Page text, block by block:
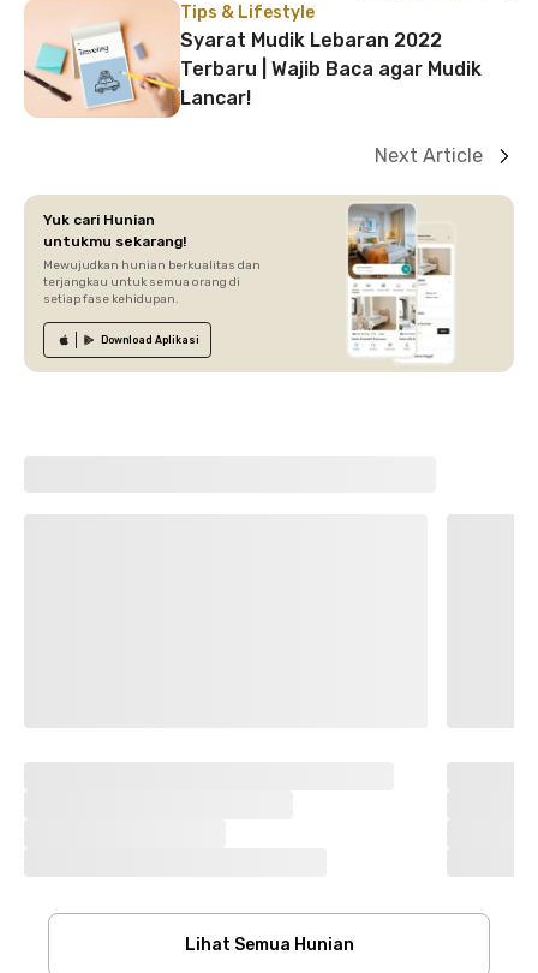
Tips & Lifestyle
Syarat Mudik Lebaran 2022
Terbaru | Wajib Baca agar Mudik
Lancar!
Next Article
Yuk cari Hunian
untukmu sekarang!
Mewujudkan hunian berkualitas dan
terjangkau untuk semua orang di
setiap fase kehidupan.
Download Aplikasi
Lihat Semua Hunian